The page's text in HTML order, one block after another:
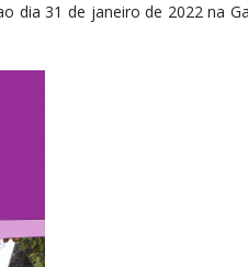
31 de janeiro de 2022 na